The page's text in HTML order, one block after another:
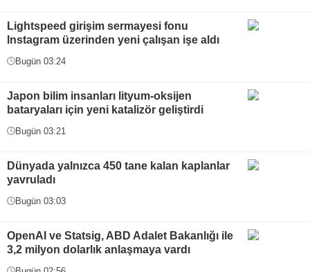
Lightspeed girişim sermayesi fonu
Instagram üzerinden yeni çalışan işe aldı
Bugün 03:24
Japon bilim insanları lityum-oksijen
bataryaları için yeni katalizör geliştirdi
Bugün 03:21
Dünyada yalnızca 450 tane kalan kaplanlar
yavruladı
Bugün 03:03
OpenAI ve Statsig, ABD Adalet Bakanlığı ile
3,2 milyon dolarlık anlaşmaya vardı